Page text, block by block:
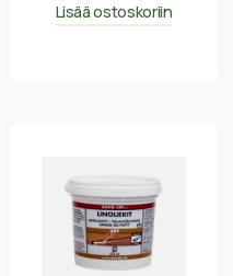
Lisää ostoskoriin